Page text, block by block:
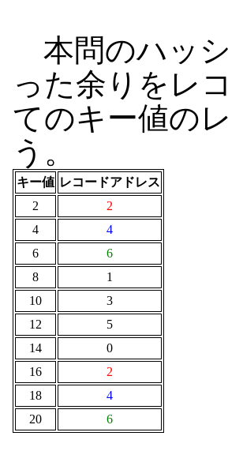
本問のハッ
った余りをレ
てのキー値の
う。
キー値 レコードアドレス
2
2
4
4
6
6
8
1
10
3
12
5
14
0
16
2
18
4
20
6